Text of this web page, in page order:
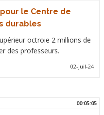
le Centre de
durables
octroie 2 millions de
des professeurs.
02-juil-24
00:05:05